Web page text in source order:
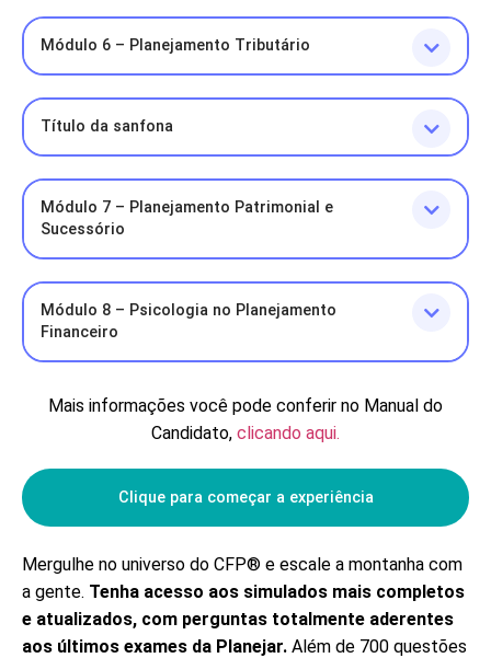
Módulo 6 – Planejamento Tributário
Título da sanfona
Módulo 7 – Planejamento Patrimonial e
Sucessório
Módulo 8 – Psicologia no Planejamento
Financeiro
Mais informações você pode conferir no Manual do
Candidato, clicando aqui.
Clique para começar a experiência
Mergulhe no universo do CFP® e escale a montanha com
a gente. Tenha acesso aos simulados mais completos
e atualizados, com perguntas totalmente aderentes
aos últimos exames da Planejar. Além de 700 questões